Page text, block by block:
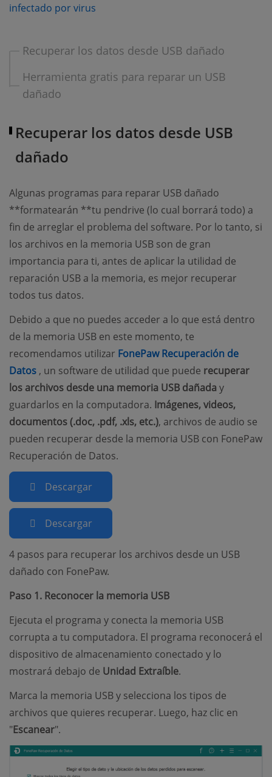
infectado por virus
Recuperar los datos desde USB dañado
Herramienta gratis para reparar un USB
dañado
Recuperar los datos desde USB
dañado
Algunas programas para reparar USB dañado
**formatearán **tu pendrive (lo cual borrará todo) a
fin de arreglar el problema del software. Por lo tanto, si
los archivos en la memoria USB son de gran
importancia para ti, antes de aplicar la utilidad de
reparación USB a la memoria, es mejor recuperar
todos tus datos.
Debido a que no puedes acceder a lo que está dentro
de la memoria USB en este momento, te
recomendamos utilizar FonePaw Recuperación de
Datos (opens new window)
, un software de utilidad que puede recuperar
los archivos desde una memoria USB dañada y
guardarlos en la computadora. Imágenes, videos,
documentos (.doc, .pdf, .xls, etc.), archivos de audio se
pueden recuperar desde la memoria USB con FonePaw
Recuperación de Datos.
Descargar
Descargar
4 pasos para recuperar los archivos desde un USB
dañado con FonePaw.
Paso 1. Reconocer la memoria USB
Ejecuta el programa y conecta la memoria USB
corrupta a tu computadora. El programa reconocerá el
dispositivo de almacenamiento conectado y lo
mostrará debajo de Unidad Extraíble.
Marca la memoria USB y selecciona los tipos de
archivos que quieres recuperar. Luego, haz clic en
"Escanear".